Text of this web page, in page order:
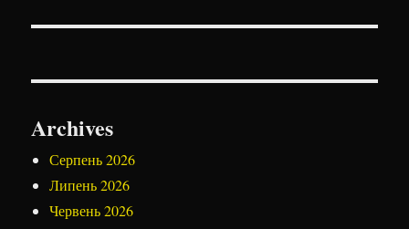
Archives
Серпень 2026
Липень 2026
Червень 2026